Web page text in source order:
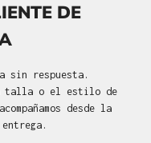
DE
sin respuesta.
talla o el estilo de
desde la